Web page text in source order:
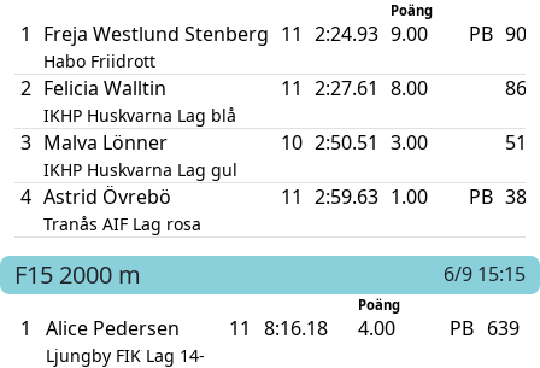
Poäng
1 Freja Westlund Stenberg
Habo Friidrott
11 2:24.93 9.00 PB 903
2 Felicia Walltin
IKHP Huskvarna Lag blå
11 2:27.61 8.00 863
3 Malva Lönner
IKHP Huskvarna Lag gul
10 2:50.51 3.00 519
4 Astrid Övrebö
Tranås AIF Lag rosa
11 2:59.63 1.00 PB 383
F15 2000 m 6/9 15:15
Poäng
1 Alice Pedersen
Ljungby FIK Lag 14-
11 8:16.18 4.00 PB 639